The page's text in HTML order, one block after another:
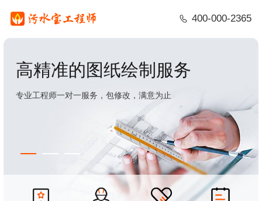
400-000-2365
高精准的图纸绘制服务
专业工程师一对一服务，包修改，满意为止